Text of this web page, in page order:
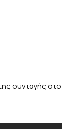
συνταγής στο